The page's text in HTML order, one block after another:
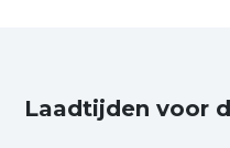
Laadtijden voor